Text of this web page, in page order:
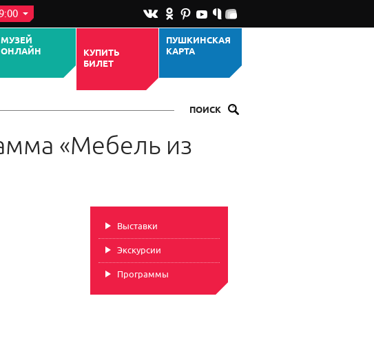
МУЗЕЙ
ОНЛАЙН
КУПИТЬ
БИЛЕТ
ПУШКИНСКАЯ
КАРТА
ПОИСК
«Мебель из
Выставки
Экскурсии
Программы